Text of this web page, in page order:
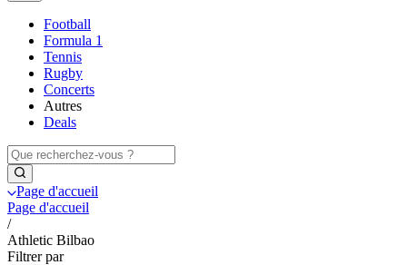
Football
Formula 1
Tennis
Rugby
Concerts
Autres
Deals
Page d'accueil
Page d'accueil
/
Athletic Bilbao
Filtrer par